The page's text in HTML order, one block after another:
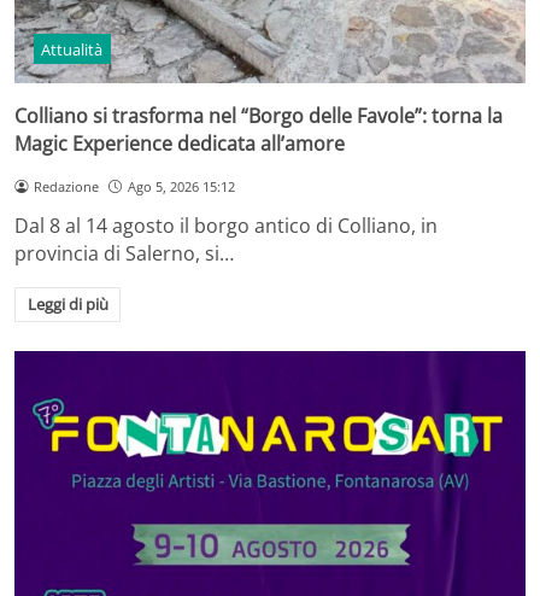
Attualità
Colliano si trasforma nel “Borgo delle Favole”: torna la
Magic Experience dedicata all’amore
Redazione Ago 5, 2026 15:12
Dal 8 al 14 agosto il borgo antico di Colliano, in
provincia di Salerno, si…
Leggi di più